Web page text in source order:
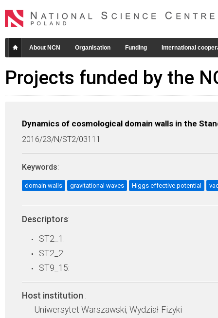
About NCN Organisation Funding International
Projects funded by the
Dynamics of cosmological domain walls in the
2016/23/N/ST2/03111
Keywords:
domain walls gravitational waves Higgs effective potential
Descriptors:
ST2_1:
ST2_2:
ST9_15:
Host institution :
Uniwersytet Warszawski, Wydział Fizyki